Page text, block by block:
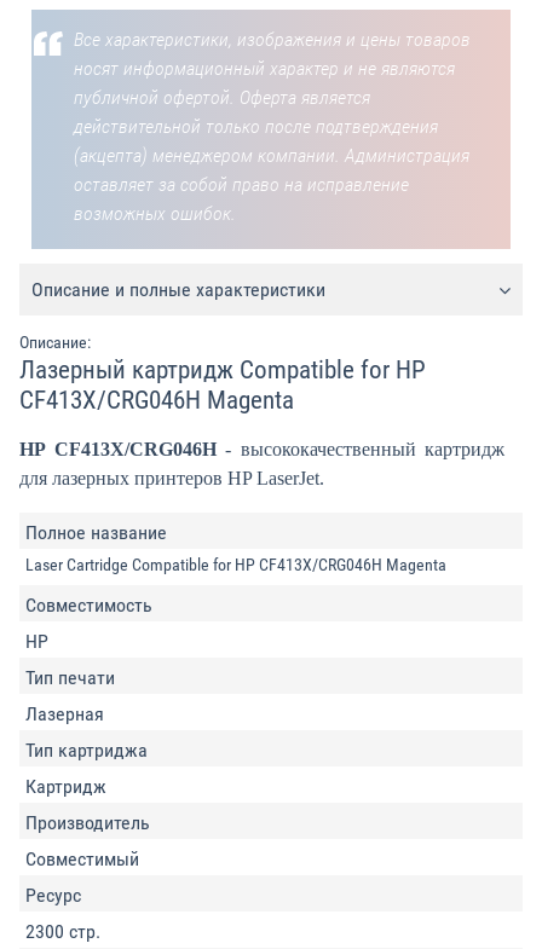
Все характеристики, изображения и цены товаров
носят информационный характер и не являются
публичной офертой. Оферта является
действительной только после подтверждения
(акцепта) менеджером компании. Администрация
оставляет за собой право на исправление
возможных ошибок.
Описание и полные характеристики
Описание:
Лазерный картридж Compatible for HP
CF413X/CRG046H Magenta
HP CF413X/CRG046H- высококачественный картридж
для лазерных принтеров HP LaserJet.
Полное название
Laser Cartridge Compatible for HP CF413X/CRG046H Magenta
Совместимость
HP
Тип печати
Лазерная
Тип картриджа
Картридж
Производитель
Совместимый
Ресурс
2300 стр.